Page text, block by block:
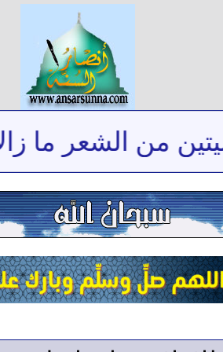
من الشعر ما زالا